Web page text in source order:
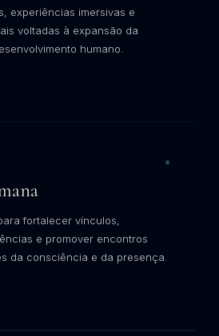
experiências imersivas e
voltadas à expansão da
humano.
fortalecer vínculos,
e promover encontros
da consciência e da presença.